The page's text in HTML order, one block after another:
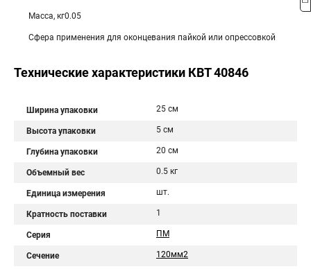
Масса, кг0.05
Сфера применения для оконцевания пайкой или опрессовкой
Технические характеристики КВТ 40846
Ширина упаковки 25 см
Высота упаковки 5 см
Глубина упаковки 20 см
Объемный вес 0.5 кг
Единица измерения шт.
Кратность поставки 1
Серия ПМ
Сечение 120мм2